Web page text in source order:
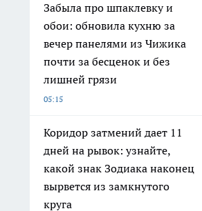
Забыла про шпаклевку и
обои: обновила кухню за
вечер панелями из Чижика
почти за бесценок и без
лишней грязи
05:15
Коридор затмений дает 11
дней на рывок: узнайте,
какой знак Зодиака наконец
вырвется из замкнутого
круга